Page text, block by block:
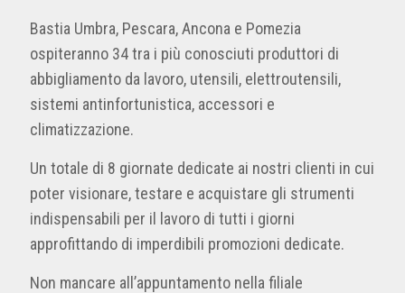
Bastia Umbra, Pescara, Ancona e Pomezia
ospiteranno 34 tra i più conosciuti produttori di
abbigliamento da lavoro, utensili, elettroutensili,
sistemi antinfortunistica, accessori e
climatizzazione.
Un totale di 8 giornate dedicate ai nostri clienti in cui
poter visionare, testare e acquistare gli strumenti
indispensabili per il lavoro di tutti i giorni
approfittando di imperdibili promozioni dedicate.
Non mancare all’appuntamento nella filiale